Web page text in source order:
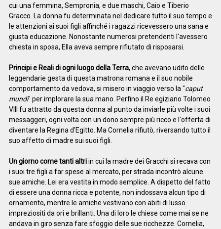
cui una femmina, Sempronia, e due maschi, Caio e Tiberio
Gracco. La donna fu determinata nel dedicare tutto il suo tempo e
le attenzioni ai suoi figli affinché i ragazzi ricevessero una sana e
giusta educazione. Nonostante numerosi pretendenti l'avessero
chiesta in sposa, Ella aveva sempre rifiutato di risposarsi.
Principi e Reali di ogni luogo della Terra, che avevano udito delle
leggendarie gesta di questa matrona romana e il suo nobile
comportamento da vedova, si misero in viaggio verso la "caput
mundi" per implorare la sua mano. Perfino il Re egiziano Tolomeo
VIII fu attratto da questa donna al punto da inviarle più volte i suoi
messaggeri, ogni volta con un dono sempre più ricco e l'offerta di
diventare la Regina d'Egitto. Ma Cornelia rifiutò, riversando tutto il
suo affetto di madre sui suoi figli.
Un giorno come tanti altriin cui la madre dei Gracchi si recava con
i suoi tre figli a far spese al mercato, per strada incontrò alcune
sue amiche. Lei era vestita in modo semplice. A dispetto del fatto
di essere una donna ricca e potente, non indossava alcun tipo di
ornamento, mentre le amiche vestivano con abiti di lusso
impreziositi da ori e brillanti. Una di loro le chiese come mai se ne
andava in giro senza fare sfoggio delle sue ricchezze. Cornelia,